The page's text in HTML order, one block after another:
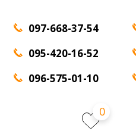
097-668-37-54
095-420-16-52
096-575-01-10
0